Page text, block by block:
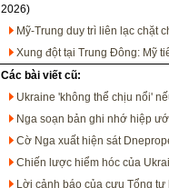
2026)
Mỹ-Trung duy trì liên lạc chặt
Xung đột tại Trung Đông: Mỹ
Các bài viết cũ:
Ukraine 'không thể chịu nổi'
Nga soạn bản ghi nhớ hiệp
Cờ Nga xuất hiện sát
Chiến lược hiểm hóc của
Lời cảnh báo của cựu Tổng